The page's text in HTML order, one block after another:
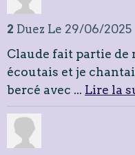
2 Duez Le 29/06/2025
Claude fait partie de
écoutais et je
bercé avec ... Lire la